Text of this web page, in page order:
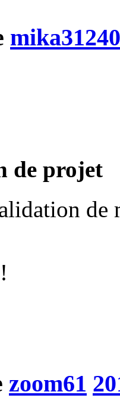
mika31240
de projet
de
zoom61